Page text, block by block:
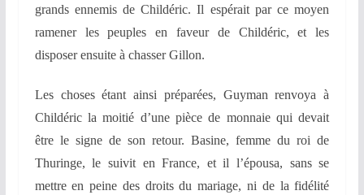
grands ennemis de Childéric. Il espérait par ce moyen
ramener les peuples en faveur de Childéric, et les
disposer ensuite à chasser Gillon.
Les choses étant ainsi préparées, Guyman renvoya à
Childéric la moitié d’une pièce de monnaie qui devait
être le signe de son retour. Basine, femme du roi de
Thuringe, le suivit en France, et il l’épousa, sans se
mettre en peine des droits du mariage, ni de la fidélité